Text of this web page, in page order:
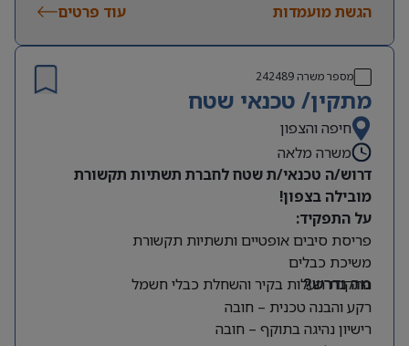
היקף משרה:
משרה מלאה | ימים: א’-ה’ | שעות: 8:00–17:00
תנאים:
רכב צמוד וטלפון סלולרי
שכר גבוה
מיקום: קדימה צורן
הגשת מועמדות עוד פרטים
מספר משרה242489
מתקין/ טכנאי שטח
חיפה והצפון
משרה מלאה
דרוש/ה טכנאי/ת שטח לחברת תשתיות תקשורת
מובילה בצפון!
על התפקיד:
פריסת סיבים אופטיים ותשתיות תקשורת
משיכת כבלים
התקנת תעלות בקיר והשחלת כבלי חשמל
מה נדרש?
רקע והבנה טכנית – חובה
רישיון נהיגה בתוקף – חובה